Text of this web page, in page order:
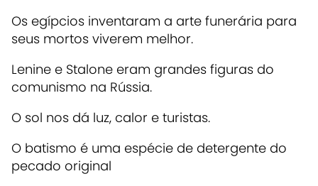
Os egípcios inventaram a arte funerária para
seus mortos viverem melhor.
Lenine e Stalone eram grandes figuras do
comunismo na Rússia.
O sol nos dá luz, calor e turistas.
O batismo é uma espécie de detergente do
pecado original